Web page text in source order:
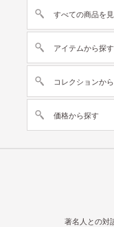
すべての商品を
アイテムから探す
コレクションか
価格から探す
著名人との対